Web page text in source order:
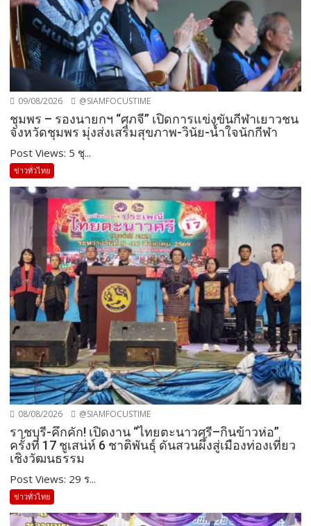
09/08/2026 @SIAMFOCUSTIME
ชุมพร – รองนายกฯ “ศุภจี” เปิดการแข่งขันกีฬาเยาวชน
จังหวัดชุมพร มุ่งส่งเสริมสุขภาพ-วินัย-น้ำใจนักกีฬา
Post Views: 5 ชุ...
ข่าวทั่วไทย
08/08/2026 @SIAMFOCUSTIME
ราชบุรี-คึกคัก! เปิดงาน “ไทยตะนาวศรี–กินข้าวห่อ”
ครั้งที่ 17 ชูเสน่ห์ 6 ชาติพันธุ์ ดันสวนผึ้งสู่เมืองท่องเที่ยว
เชิงวัฒนธรรม
Post Views: 29 ร...
ข่าวทั่วไทย